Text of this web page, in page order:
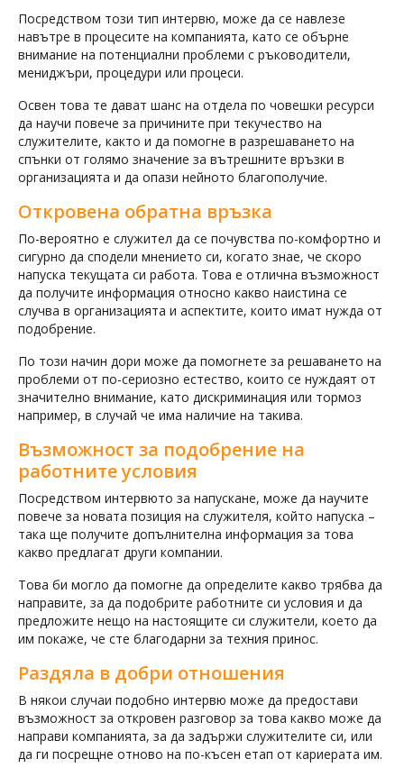
Посредством този тип интервю, може да се навлезе
навътре в процесите на компанията, като се обърне
внимание на потенциални проблеми с ръководители,
мениджъри, процедури или процеси.
Освен това те дават шанс на отдела по човешки ресурси
да научи повече за причините при текучество на
служителите, както и да помогне в разрешаването на
спънки от голямо значение за вътрешните връзки в
организацията и да опази нейното благополучие.
Откровена обратна връзка
По-вероятно е служител да се почувства по-комфортно и
сигурно да сподели мнението си, когато знае, че скоро
напуска текущата си работа. Това е отлична възможност
да получите информация относно какво наистина се
случва в организацията и аспектите, които имат нужда от
подобрение.
По този начин дори може да помогнете за решаването на
проблеми от по-сериозно естество, които се нуждаят от
значително внимание, като дискриминация или тормоз
например, в случай че има наличие на такива.
Възможност за подобрение на
работните условия
Посредством интервюто за напускане, може да научите
повече за новата позиция на служителя, който напуска –
така ще получите допълнителна информация за това
какво предлагат други компании.
Това би могло да помогне да определите какво трябва да
направите, за да подобрите работните си условия и да
предложите нещо на настоящите си служители, което да
им покаже, че сте благодарни за техния принос.
Раздяла в добри отношения
В някои случаи подобно интервю може да предостави
възможност за откровен разговор за това какво може да
направи компанията, за да задържи служителите си, или
да ги посрещне отново на по-късен етап от кариерата им.